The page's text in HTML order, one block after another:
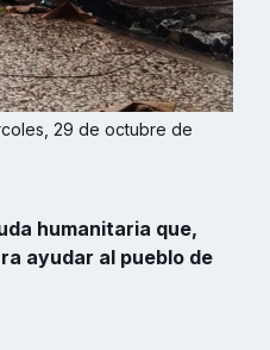
29 de octubre de
humanitaria que,
ayudar al pueblo de